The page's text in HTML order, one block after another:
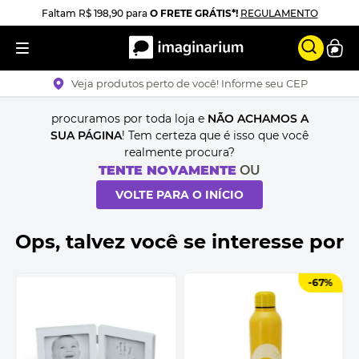
Faltam R$ 198,90paraO FRETE GRÁTIS*! REGULAMENTO
Veja produtos perto de você! Informe seu CEP
procuramos por toda loja e NÃO ACHAMOS A
SUA PÁGINA! Tem certeza que é isso que você
realmente procura?
TENTE NOVAMENTE OU
VOLTE PARA O INÍCIO
Ops, talvez você se interesse por
-67%